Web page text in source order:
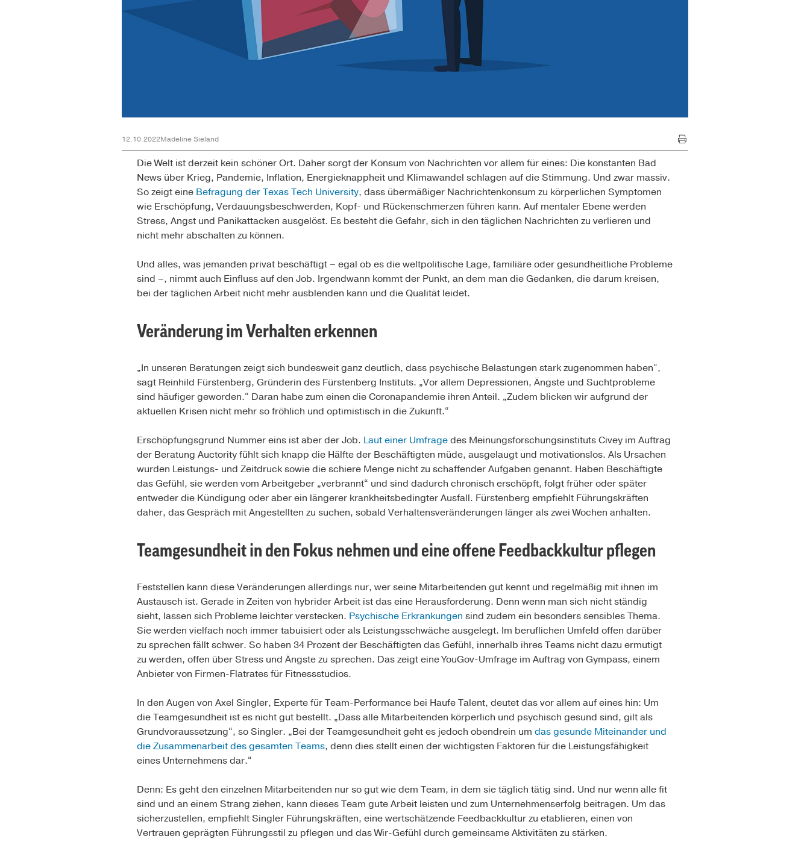
12.10.2022Madeline Sieland
Die Welt ist derzeit kein schöner Ort. Daher sorgt der Konsum von Nachrichten vor allem für eines: Die konstanten Bad
News über Krieg, Pandemie, Inflation, Energieknappheit und Klimawandel schlagen auf die Stimmung. Und zwar massiv.
So zeigt eine Befragung der Texas Tech University, dass übermäßiger Nachrichtenkonsum zu körperlichen Symptomen
wie Erschöpfung, Verdauungsbeschwerden, Kopf- und Rückenschmerzen führen kann. Auf mentaler Ebene werden
Stress, Angst und Panikattacken ausgelöst. Es besteht die Gefahr, sich in den täglichen Nachrichten zu verlieren und
nicht mehr abschalten zu können.
Und alles, was jemanden privat beschäftigt – egal ob es die weltpolitische Lage, familiäre oder gesundheitliche Probleme
sind –, nimmt auch Einfluss auf den Job. Irgendwann kommt der Punkt, an dem man die Gedanken, die darum kreisen,
bei der täglichen Arbeit nicht mehr ausblenden kann und die Qualität leidet.
Veränderung im Verhalten erkennen
„In unseren Beratungen zeigt sich bundesweit ganz deutlich, dass psychische Belastungen stark zugenommen haben“,
sagt Reinhild Fürstenberg, Gründerin des Fürstenberg Instituts. „Vor allem Depressionen, Ängste und Suchtprobleme
sind häufiger geworden.“ Daran habe zum einen die Coronapandemie ihren Anteil. „Zudem blicken wir aufgrund der
aktuellen Krisen nicht mehr so fröhlich und optimistisch in die Zukunft.“
Erschöpfungsgrund Nummer eins ist aber der Job. Laut einer Umfragedes Meinungsforschungsinstituts Civey im Auftrag
der Beratung Auctority fühlt sich knapp die Hälfte der Beschäftigten müde, ausgelaugt und motivationslos. Als Ursachen
wurden Leistungs- und Zeitdruck sowie die schiere Menge nicht zu schaffender Aufgaben genannt. Haben Beschäftigte
das Gefühl, sie werden vom Arbeitgeber „verbrannt“ und sind dadurch chronisch erschöpft, folgt früher oder später
entweder die Kündigung oder aber ein längerer krankheitsbedingter Ausfall. Fürstenberg empfiehlt Führungskräften
daher, das Gespräch mit Angestellten zu suchen, sobald Verhaltensveränderungen länger als zwei Wochen anhalten.
Teamgesundheit in den Fokus nehmen und eine offene Feedbackkultur pflegen
Feststellen kann diese Veränderungen allerdings nur, wer seine Mitarbeitenden gut kennt und regelmäßig mit ihnen im
Austausch ist. Gerade in Zeiten von hybrider Arbeit ist das eine Herausforderung. Denn wenn man sich nicht ständig
sieht, lassen sich Probleme leichter verstecken. Psychische Erkrankungen sind zudem ein besonders sensibles Thema.
Sie werden vielfach noch immer tabuisiert oder als Leistungsschwäche ausgelegt. Im beruflichen Umfeld offen darüber
zu sprechen fällt schwer. So haben 34 Prozent der Beschäftigten das Gefühl, innerhalb ihres Teams nicht dazu ermutigt
zu werden, offen über Stress und Ängste zu sprechen. Das zeigt eine YouGov-Umfrage im Auftrag von Gympass, einem
Anbieter von Firmen-Flatrates für Fitnessstudios.
In den Augen von Axel Singler, Experte für Team-Performance bei Haufe Talent, deutet das vor allem auf eines hin: Um
die Teamgesundheit ist es nicht gut bestellt. „Dass alle Mitar­beitenden körperlich und psychisch gesund sind, gilt als
Grundvoraussetzung“, so Singler. „Bei der Teamgesundheit geht es jedoch obendrein um das gesunde Miteinander und
die Zusammenarbeit des gesamten Teams, denn dies stellt einen der wichtigsten Faktoren für die Leistungsfähigkeit
eines Unternehmens dar.“
Denn: Es geht den einzelnen Mitarbeitenden nur so gut wie dem Team, in dem sie täglich tätig sind. Und nur wenn alle fit
sind und an einem Strang ziehen, kann dieses Team gute Arbeit leisten und zum Unternehmenserfolg beitragen. Um das
sicherzustellen, empfiehlt Singler Führungskräften, eine wertschätzende Feedbackkultur zu etablieren, einen von
Vertrauen geprägten Führungsstil zu pflegen und das Wir-Gefühl durch gemeinsame Aktivitäten zu stärken.